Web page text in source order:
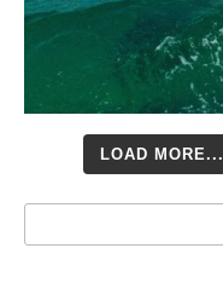
LOAD MORE...